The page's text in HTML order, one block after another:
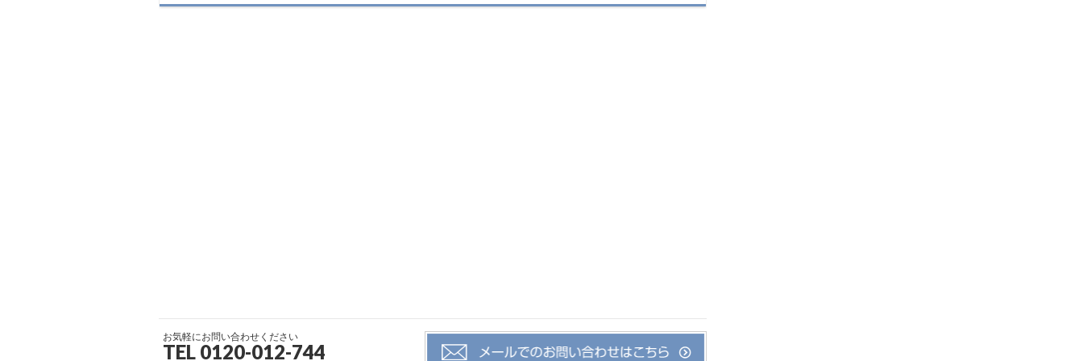
お気軽にお問い合わせください
TEL 0120-012-744